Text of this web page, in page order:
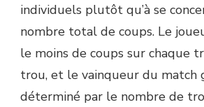
individuels plutôt qu’à se
nombre total de coups. Le
le moins de coups sur chaque
trou, et le vainqueur du match
déterminé par le nombre de